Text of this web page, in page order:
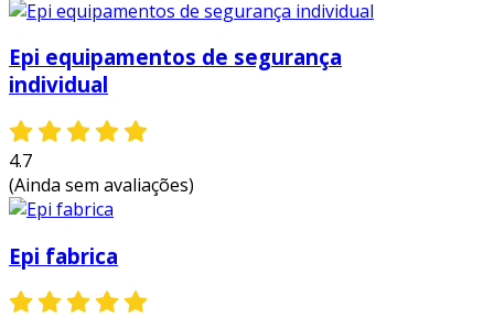
Epi equipamentos de segurança
individual
4.7
(Ainda sem avaliações)
Epi fabrica